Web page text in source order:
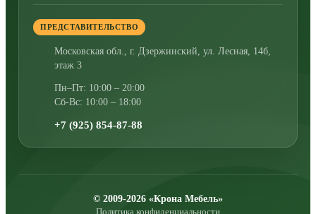
ПРЕДСТАВИТЕЛЬСТВО
Московская обл., г. Дзержинский ул. Лесная, 14б,
этаж 3
Пн–Пт: 10:00 – 20:00
Сб-Вс: 10:00 – 18:00
+7 (925) 854-87-88
© 2009-2026 «Крона Мебель»
Политика конфиденциальности